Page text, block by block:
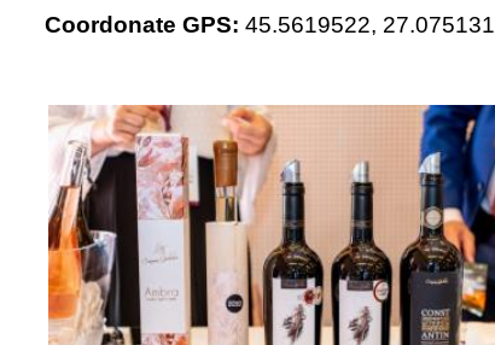
Coordonate GPS: 45.5619522, 27.075131